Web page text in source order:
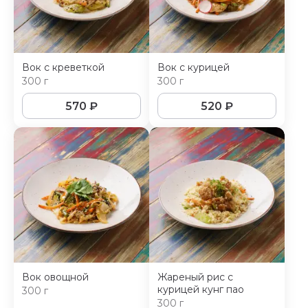
Вок с креветкой
300 г
570 ₽
Вок с курицей
300 г
520 ₽
Вок овощной
300 г
Жареный рис с
курицей кунг пао
300 г